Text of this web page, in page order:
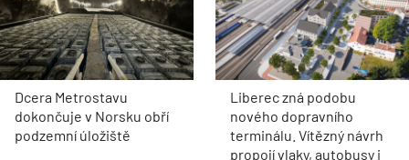
Dcera Metrostavu
dokončuje v Norsku obří
podzemní úložiště
Liberec zná podobu
nového dopravního
terminálu. Vítězný návrh
propojí vlaky, autobusy i